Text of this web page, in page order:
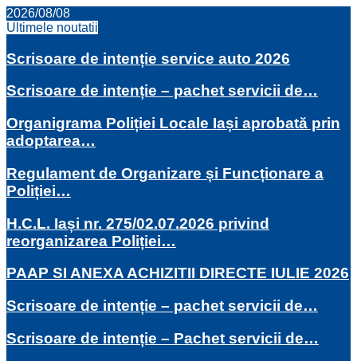
2026/08/08
Ultimele noutatii
Scrisoare de intenție service auto 2026
Scrisoare de intenție – pachet servicii de…
Organigrama Poliției Locale Iași aprobată prin
adoptarea…
Regulament de Organizare și Funcționare a
Poliției…
H.C.L. Iași nr. 275/02.07.2026 privind
reorganizarea Poliției…
PAAP SI ANEXA ACHIZITII DIRECTE IULIE 2026
Scrisoare de intenție – pachet servicii de…
Scrisoare de intenție – Pachet servicii de…